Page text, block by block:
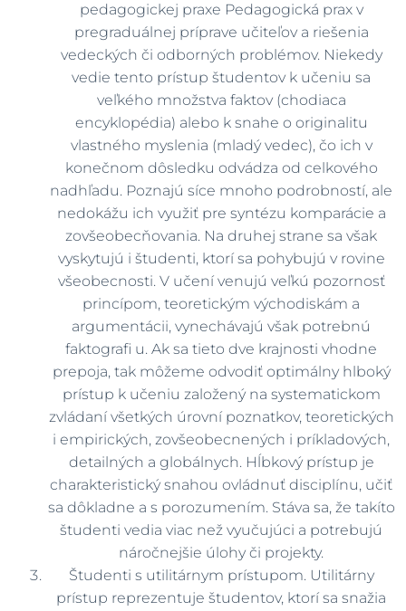
pedagogickej praxe Pedagogická prax v
pregraduálnej príprave učiteľov a riešenia
vedeckých či odborných problémov. Niekedy
vedie tento prístup študentov k učeniu sa
veľkého množstva faktov (chodiaca
encyklopédia) alebo k snahe o originalitu
vlastného myslenia (mladý vedec), čo ich v
konečnom dôsledku odvádza od celkového
nadhľadu. Poznajú síce mnoho podrobností, ale
nedokážu ich využiť pre syntézu komparácie a
zovšeobecňovania. Na druhej strane sa však
vyskytujú i študenti, ktorí sa pohybujú v rovine
všeobecnosti. V učení venujú veľkú pozornosť
princípom, teoretickým východiskám a
argumentácii, vynechávajú však potrebnú
faktografi u. Ak sa tieto dve krajnosti vhodne
prepoja, tak môžeme odvodiť optimálny hlboký
prístup k učeniu založený na systematickom
zvládaní všetkých úrovní poznatkov, teoretických
i empirických, zovšeobecnených i príkladových,
detailných a globálnych. Hĺbkový prístup je
charakteristický snahou ovládnuť disciplínu, učiť
sa dôkladne a s porozumením. Stáva sa, že takíto
študenti vedia viac než vyučujúci a potrebujú
náročnejšie úlohy či projekty.
Študenti s utilitárnym prístupom. Utilitárny
prístup reprezentuje študentov, ktorí sa snažia